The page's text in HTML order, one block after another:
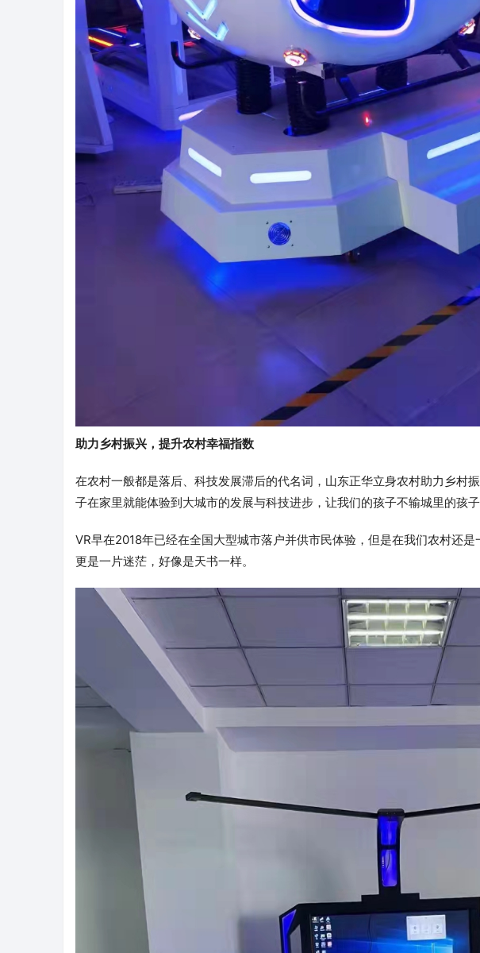
助力乡村振兴，提升农村幸福指数
在农村一般都是落后、科技发展滞后的代名词，山东正华立身农村助力乡村
子在家里就能体验到大城市的发展与科技进步，让我们的孩子不输城里的孩
VR早在2018年已经在全国大型城市落户并供市民体验，但是在我们农村还
更是一片迷茫，好像是天书一样。